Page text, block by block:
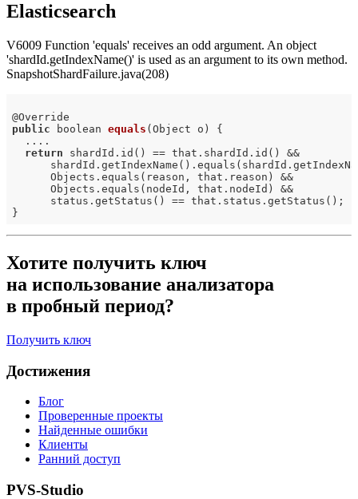
Elasticsearch
V6009 Function 'equals' receives an odd argument. An object
'shardId.getIndexName()' is used as an argument to its own method.
SnapshotShardFailure.java(208)
@
public boolean equals (Object o)
{
  ....
return shardId.id() == that.shardId.id() &&
      Objects.equals(reason, that.reason) &&
      Objects.equals(nodeId, that.nodeId) &&
      status.getStatus() == that.status.getStatus();
Хотите получить ключ
на использование анализатора
в пробный период?
Получить ключ
Достижения
Блог
Проверенные проекты
Найденные ошибки
Клиенты
Ранний доступ
PVS-Studio